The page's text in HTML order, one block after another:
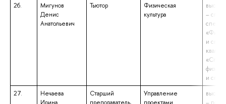
26.
Мигунов
Денис
Анатольевич
Тьютор
Физическая
культура
–
и
и
27.
Нечаева
Старший
Управление